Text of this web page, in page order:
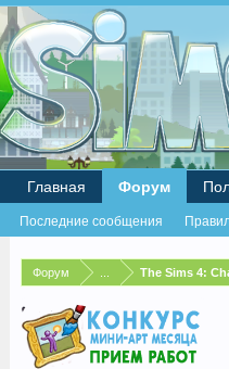
Форум The Sims 4:
Главная Форум
Последние сообщения